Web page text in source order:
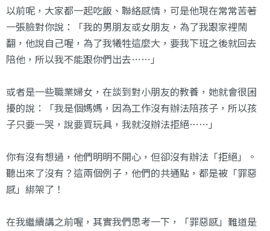
以前呢，大家都一起吃飯、聯絡感情，可是他現在常常苦著
一張臉對你說：「我的男朋友或女朋友，為了我跟家裡鬧
翻，他說自己喔，為了我犧牲這麼大，要我下班之後就回去
陪他，所以我不能跟你們出去⋯⋯」
或者是一些職業婦女，在談到對小朋友的教養，她就會很困
擾的說：「我是個媽媽，因為工作沒有辦法陪孩子，所以孩
子只要一哭，說要買玩具，我就沒辦法拒絕⋯⋯」
你有沒有想過，他們明明不開心，但卻沒有辦法「拒絕」。
聽出來了沒有？這兩個例子，他們的共通點，都是被「罪惡
感」綁架了！
在我繼續講之前喔，其實我們思考一下，「罪惡感」難道是